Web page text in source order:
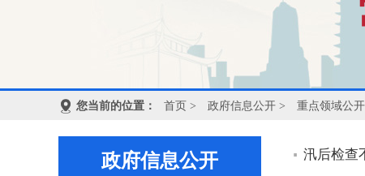
您当前的位置： 首页 > 政府信息公开 > 重点领域公开
政府信息公开 汛后检查